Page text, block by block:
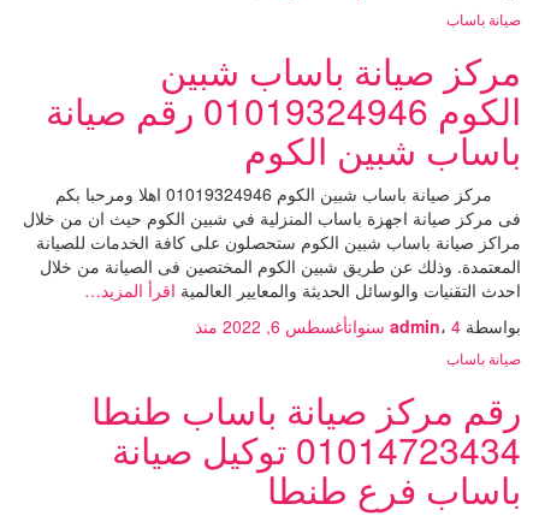
صيانة باساب
مركز صيانة باساب شبين
الكوم 01019324946 رقم صيانة
باساب شبين الكوم
مركز صيانة باساب شبين الكوم 01019324946 اهلا ومرحبا بكم
فى مركز صيانة اجهزة باساب المنزلية في شبين الكوم حيث ان من خلال
مراكز صيانة باساب شبين الكوم ستحصلون على كافة الخدمات للصيانة
المعتمدة. وذلك عن طريق شبين الكوم المختصين فى الصيانة من خلال
احدث التقنيات والوسائل الحديثة والمعايير العالمية اقرأ المزيد…
بواسطة
admin، 4 سنوات أغسطس 6, 2022 منذ
صيانة باساب
رقم مركز صيانة باساب طنطا
01014723434 توكيل صيانة
باساب فرع طنطا